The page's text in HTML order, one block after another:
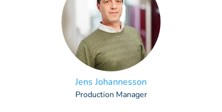
Jens Johannesson
Production Manager